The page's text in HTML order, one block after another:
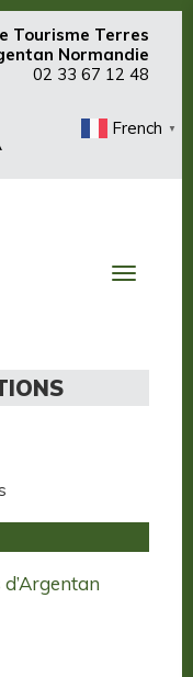
Tourisme Terres
Normandie
02 33 67 12 48
French ▼
Toggle